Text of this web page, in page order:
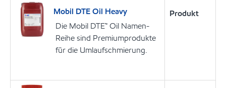
Mobil DTE Oil Heavy
Die Mobil DTE™ Oil Namen-
Reihe sind Premiumprodukte
für die Umlaufschmierung.
Produkt